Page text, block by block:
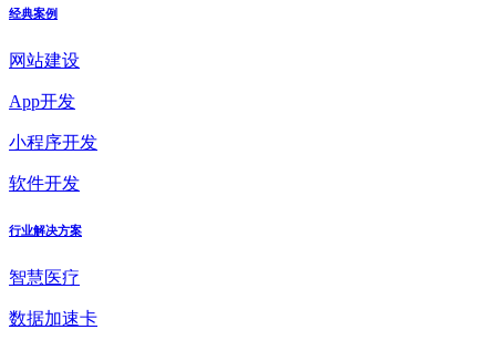
经典案例
网站建设
App开发
小程序开发
软件开发
行业解决方案
智慧医疗
数据加速卡